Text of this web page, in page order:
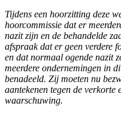
Tijdens een hoorzitting deze
hoorcommissie dat er
nazit zijn en de behandelde
afspraak dat er geen verdere
en dat normaal ogende nazit
meerdere ondernemingen in
benadeeld. Zij moeten nu
aantekenen tegen de verkorte
waarschuwing.